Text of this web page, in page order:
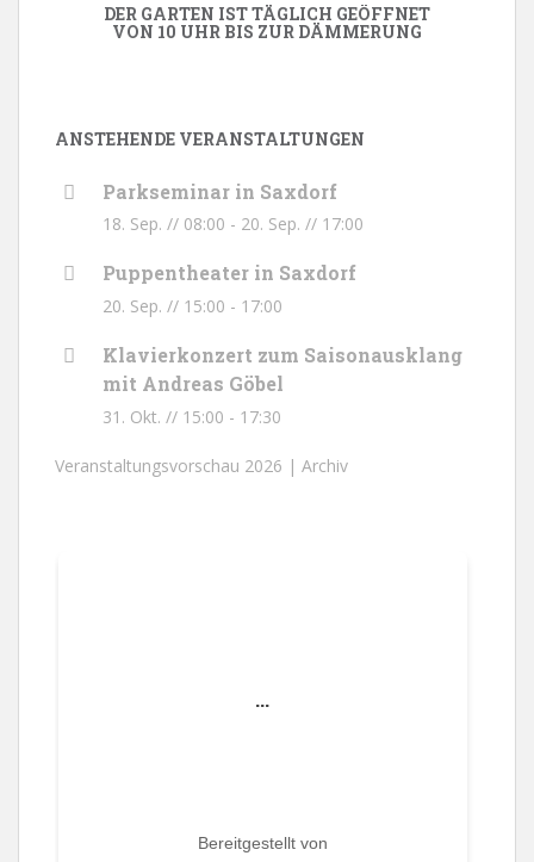
DER GARTEN IST TÄGLICH GEÖFFNET
VON 10 UHR BIS ZUR DÄMMERUNG
ANSTEHENDE VERANSTALTUNGEN
Parkseminar in Saxdorf
18. Sep. // 08:00 - 20. Sep. // 17:00
Puppentheater in Saxdorf
20. Sep. // 15:00 - 17:00
Klavierkonzert zum Saisonausklang
mit Andreas Göbel
31. Okt. // 15:00 - 17:30
Veranstaltungsvorschau 2026 | Archiv